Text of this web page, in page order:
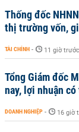
Thống đốc
thị trường vốn,
TÀI CHÍNH - 11 giờ trước
Tổng Giám đốc
nay, lợi nhuận
DOANH NGHIỆP - 16 giờ